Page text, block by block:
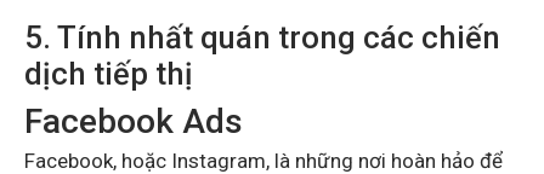
5. Tính nhất quán trong các chiến
dịch tiếp thị
Facebook Ads
Facebook, hoặc Instagram, là những nơi hoàn hảo để